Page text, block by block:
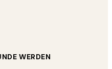
WERDEN